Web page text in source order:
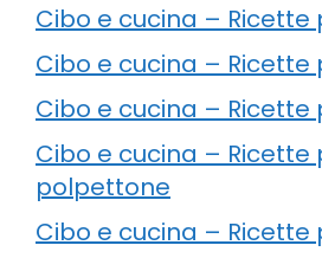
Cibo e cucina –
Cibo e cucina – Ricette
Cibo e cucina –
Cibo e cucina – Ricette
polpettone
Cibo e cucina – Ricette